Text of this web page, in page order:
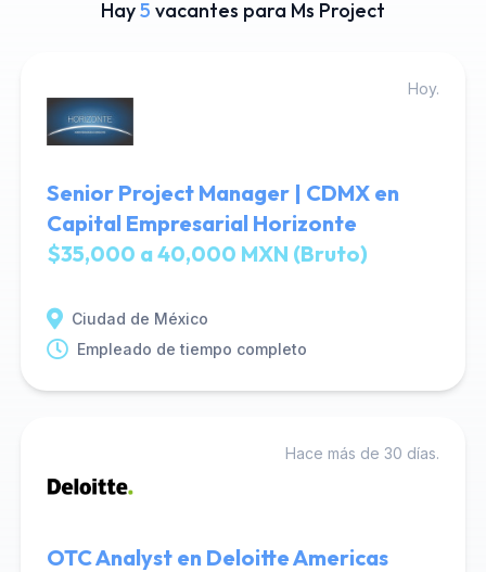
Hay5 vacantes para Ms Project
Hoy.
Senior Project Manager | CDMX en
Capital Empresarial Horizonte
$35,000 a 40,000 MXN (Bruto)
Ciudad de México
Empleado de tiempo completo
Hace más de 30 días.
OTC Analyst en Deloitte Americas